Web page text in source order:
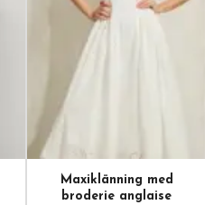
Maxiklänning med
broderie anglaise